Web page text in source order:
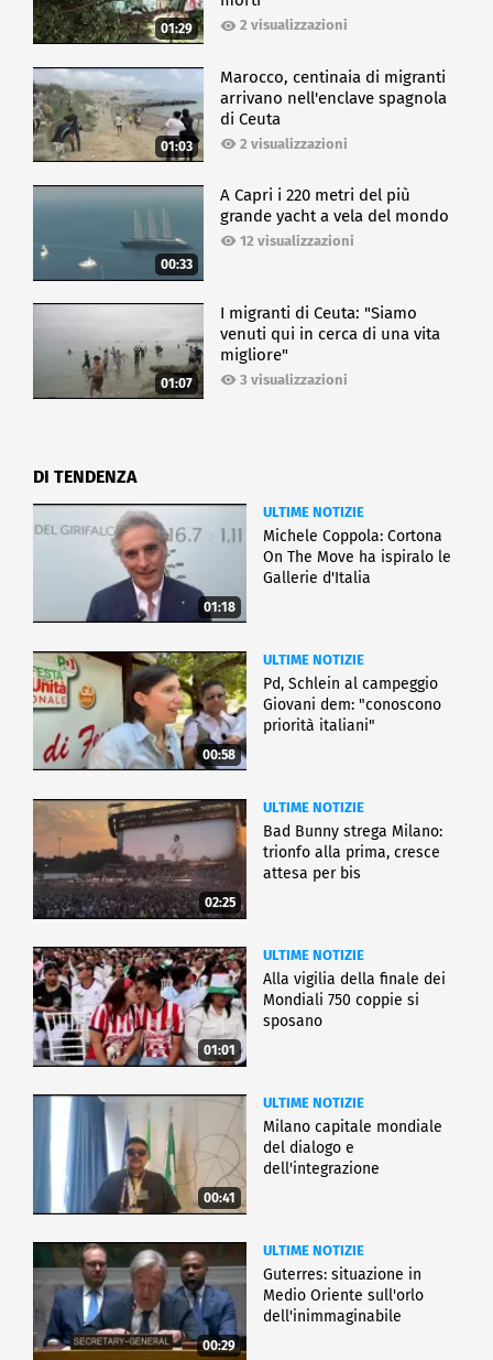
01:29 2 visualizzazioni
01:03
Marocco, centinaia di migranti
arrivano nell'enclave spagnola
di Ceuta
2 visualizzazioni
00:33
A Capri i 220 metri del più
grande yacht a vela del mondo
12 visualizzazioni
01:07
I migranti di Ceuta: "Siamo
venuti qui in cerca di una vita
migliore"
3 visualizzazioni
DI TENDENZA
01:18
ULTIME NOTIZIE
Michele Coppola: Cortona
On The Move ha ispiralo le
Gallerie d'Italia
00:58
ULTIME NOTIZIE
Pd, Schlein al campeggio
Giovani dem: "conoscono
priorità italiani"
02:25
ULTIME NOTIZIE
Bad Bunny strega Milano:
trionfo alla prima, cresce
attesa per bis
01:01
ULTIME NOTIZIE
Alla vigilia della finale dei
Mondiali 750 coppie si
sposano
00:41
ULTIME NOTIZIE
Milano capitale mondiale
del dialogo e
dell'integrazione
00:29
ULTIME NOTIZIE
Guterres: situazione in
Medio Oriente sull'orlo
dell'inimmaginabile